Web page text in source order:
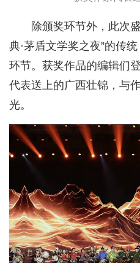
除颁奖环节外，此次
典·茅盾文学奖之夜”的传
环节。获奖作品的编辑们
代表送上的广西壮锦，与
光。